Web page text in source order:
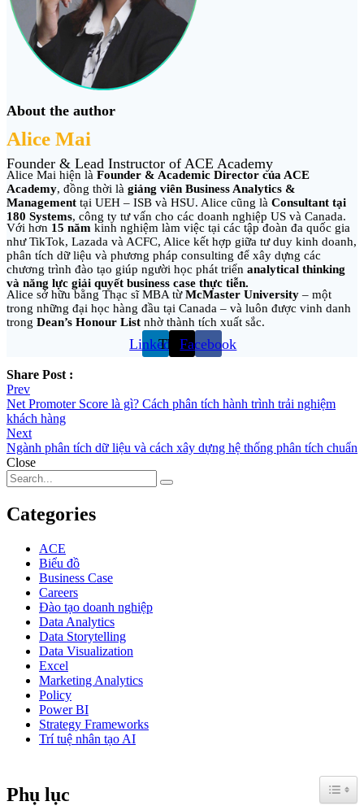
About the author
Alice Mai
Founder & Lead Instructor of ACE Academy
Alice Mai hiện là Founder & Academic Director của ACE
Academy, đồng thời là giảng viên Business Analytics &
Management tại UEH – ISB và HSU. Alice cũng là Consultant tại
180 Systems, công ty tư vấn cho các doanh nghiệp US và Canada.
Với hơn 15 năm kinh nghiệm làm việc tại các tập đoàn đa quốc gia
như TikTok, Lazada và ACFC, Alice kết hợp giữa tư duy kinh doanh,
phân tích dữ liệu và phương pháp consulting để xây dựng các
chương trình đào tạo giúp người học phát triển analytical thinking
và năng lực giải quyết business case thực tiễn.
Alice sở hữu bằng Thạc sĩ MBA từMcMaster University – một
trong những đại học hàng đầu tại Canada – và luôn được vinh danh
trong Dean’s Honour List nhờ thành tích xuất sắc.
LinkedinThreads
Facebook
Share Post :
Post
navigation
Prev
Net Promoter Score là gì? Cách phân tích hành trình trải nghiệm
khách hàng
Next
Ngành phân tích dữ liệu và cách xây dựng hệ thống phân tích chuẩn
Close
Categories
ACE
Biểu đồ
Business Case
Careers
Đào tạo doanh nghiệp
Data Analytics
Data Storytelling
Data Visualization
Excel
Marketing Analytics
Policy
Power BI
Strategy Frameworks
Trí tuệ nhân tạo AI
Phụ lục